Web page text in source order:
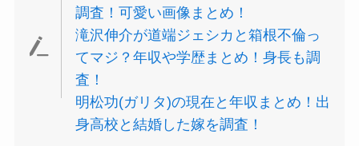
調査！可愛い画像まとめ！
滝沢伸介が道端ジェシカと箱根不倫っ
てマジ？年収や学歴まとめ！身長も調
査！
明松功(ガリタ)の現在と年収まとめ！出
身高校と結婚した嫁を調査！